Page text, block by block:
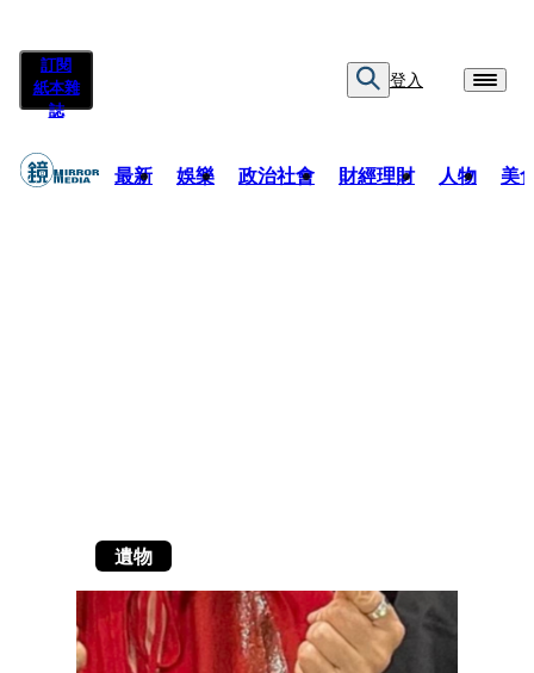
訂閱
紙本雜
誌
登入
最新 娛樂 政治社會 財經理財 人物 美
遺物